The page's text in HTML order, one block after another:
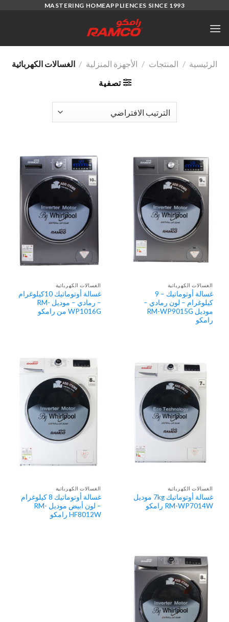
content
MASTERING HOMEAPPLIENCES SINCE 1993
الرئيسية / المنتجات / الأجهزة المنزلية / الغسالات الكهربائية
تصفية
الغسالات الكهربائية
غسالة أوتوماتيك – 9
كيلوغرام – لون رمادي –
موديل RM-WP9015G
رامكو
الغسالات الكهربائية
غسالة أوتوماتيك 10كيلوغرام
– رمادي – موديل RM-
WP1016G من رامكو
الغسالات الكهربائية
غسالة أوتوماتيك 7kg موديل
RM-WP7014W رامكو
الغسالات الكهربائية
غسالة أوتوماتيك 8 كيلوغرام
– لون أبيض موديل RM-
HF8012W رامكو